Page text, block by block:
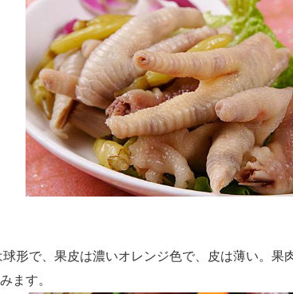
形で、果皮は濃いオレンジ色で、皮は薄い。
ます。